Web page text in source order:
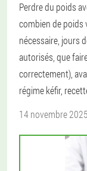
Perdre du poids
combien de poids
nécessaire, jours
autorisés, que
correctement),
régime kéfir,
14 novembre 2025